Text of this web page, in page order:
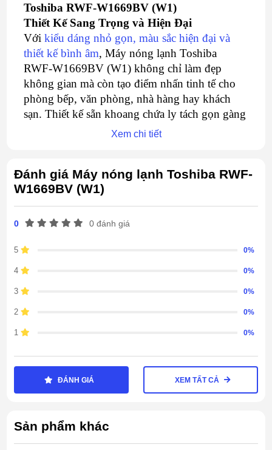
Toshiba RWF-W1669BV (W1)
Thiết Kế Sang Trọng và Hiện Đại
Vớikiểu dáng nhỏ gọn, màu sắc hiện đại và
thiết kế bình âm, Máy nóng lạnh Toshiba
RWF-W1669BV (W1) không chỉ làm đẹp
không gian mà còn tạo điểm nhấn tinh tế cho
phòng bếp, văn phòng, nhà hàng hay khách
sạn. Thiết kế sẵn khoang chứa ly tách gọn gàng
giúp tăng thêm tiện ích và sự gọn gàng cho
Xem chi tiết
Đánh giá Máy nóng lạnh Toshiba RWF-
W1669BV (W1)
0 0 đánh giá
5 0%
4 0%
3 0%
2 0%
1 0%
ĐÁNH GIÁ XEM TẤT CẢ
Sản phẩm khác